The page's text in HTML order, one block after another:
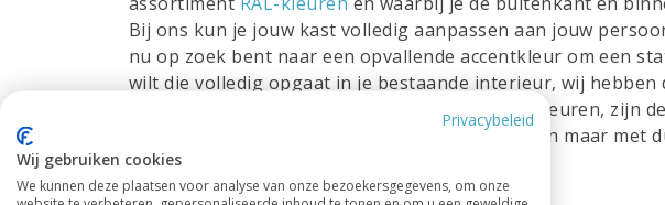
Bij ons kun je jouw kast volledig aanpassen aan jouw
nu op zoek bent naar een opvallende accentkleur om een
wilt die volledig opgaat in je bestaande interieur, wij
mogelijkheid om kasten te leveren in alle RAL-kleuren, zijn
worden zijdeglans gespoten en wij werken alleen maar met
Maatwerk:
Privacybeleid
Wij gebruiken cookies
We kunnen deze plaatsen voor analyse van onze bezoekersgegevens, om onze